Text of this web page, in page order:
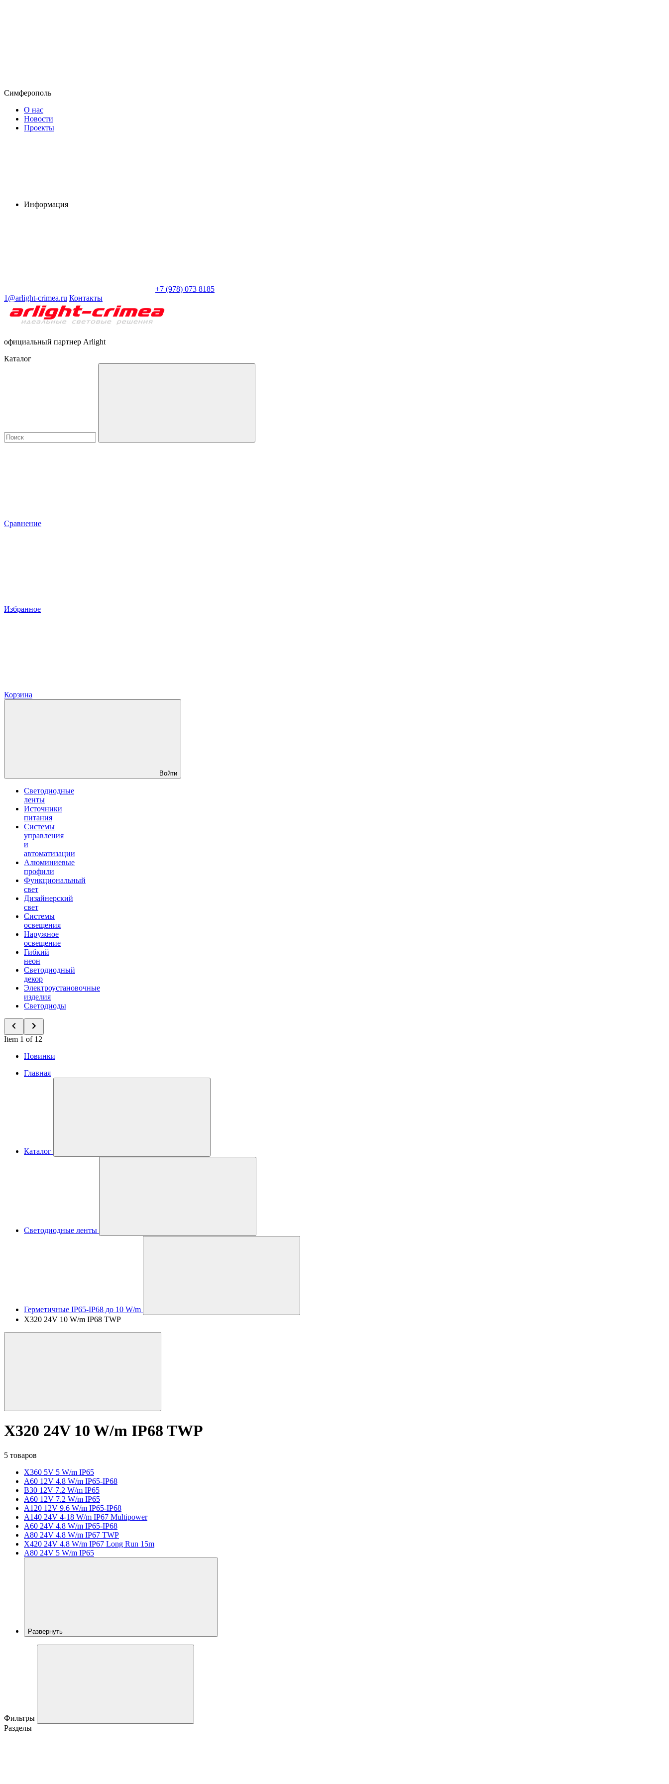
Симферополь
О нас
Новости
Проекты
Информация
+7 (978) 073 8185
1@arlight-crimea.ru Контакты
официальный партнер Arlight
Каталог
Сравнение
Избранное
Корзина
Войти
Светодиодные
ленты
Источники
питания
Системы
управления
и
автоматизации
Алюминиевые
профили
Функциональный
свет
Дизайнерский
свет
Системы
освещения
Наружное
освещение
Гибкий
неон
Светодиодный
декор
Электроустановочные
изделия
Светодиоды
Item 1 of 12
Новинки
Главная
Каталог
Светодиодные ленты
Герметичные IP65-IP68 до 10 W/m
X320 24V 10 W/m IP68 TWP
X320 24V 10 W/m IP68 TWP
5 товаров
X360 5V 5 W/m IP65
A60 12V 4.8 W/m IP65-IP68
B30 12V 7.2 W/m IP65
A60 12V 7.2 W/m IP65
A120 12V 9.6 W/m IP65-IP68
A140 24V 4-18 W/m IP67 Multipower
A60 24V 4.8 W/m IP65-IP68
A80 24V 4.8 W/m IP67 TWP
X420 24V 4.8 W/m IP67 Long Run 15m
A80 24V 5 W/m IP65
Развернуть
Фильтры
Разделы